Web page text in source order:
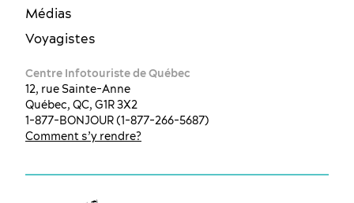
Médias
Voyagistes
Centre Infotouriste de Québec
12, rue Sainte-Anne
Québec, QC, G1R 3X2
1-877-BONJOUR (1-877-266-5687)
Comment s’y rendre?